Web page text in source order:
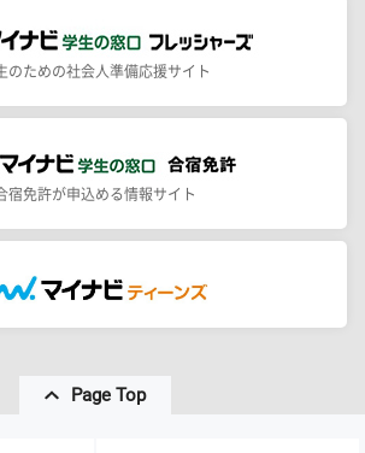
のための社会人準備応援サイト
宿免許が申込める情報サイト
Page Top